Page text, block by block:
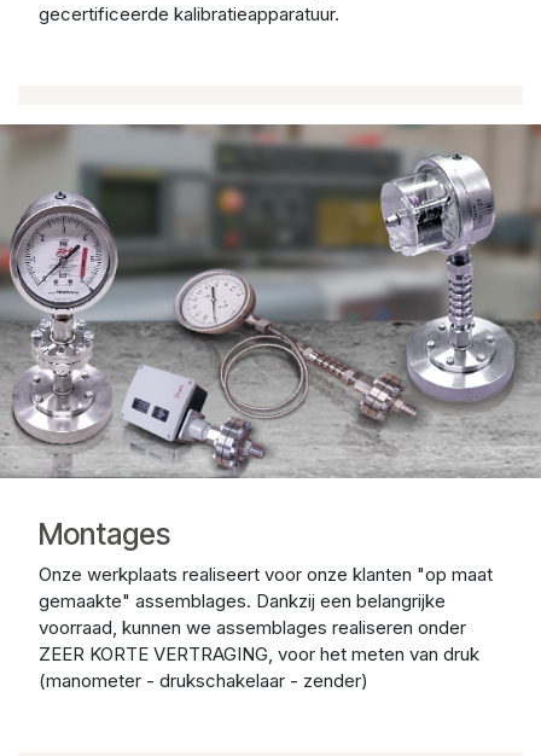
gecertificeerde kalibratieapparatuur.
Montages
Onze werkplaats realiseert voor onze klanten "op maat
gemaakte" assemblages. Dankzij een belangrijke
voorraad, kunnen we assemblages realiseren onder
ZEER KORTE VERTRAGING, voor het meten van druk
(manometer - drukschakelaar - zender)